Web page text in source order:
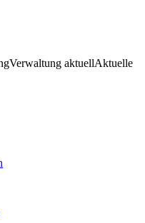
Verwaltung aktuellAktuelle